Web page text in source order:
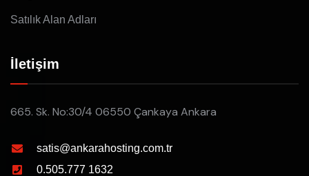
Satılık Alan Adları
İletişim
665. Sk. No:30/4 06550 Çankaya Ankara
satis@ankarahosting.com.tr
0.505.777 1632